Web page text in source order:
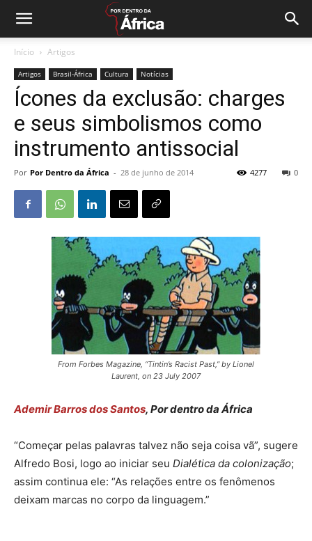
Início Artigos
Artigos Brasil-África Cultura Notícias
Ícones da exclusão: charges
e seus simbolismos como
instrumento antissocial
Por Por Dentro da África - 28 de junho de 2014 0
4277
From Forbes Magazine, “Tintin’s Racist Past,” by Lionel
Laurent, on 23 July 2007
Ademir Barros dos Santos, Por dentro da África
“Começar pelas palavras talvez não seja coisa vã”, sugere
Alfredo Bosi, logo ao iniciar seu Dialética da colonização;
assim continua ele: “As relações entre os fenômenos
deixam marcas no corpo da linguagem.”